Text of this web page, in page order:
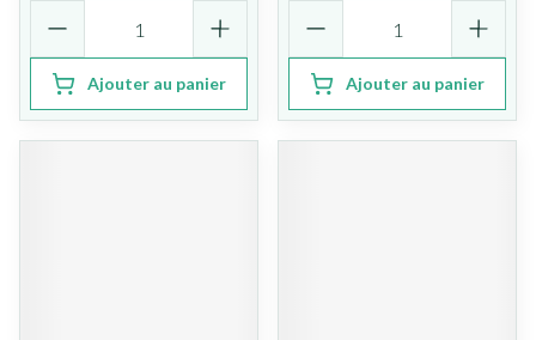
Ajouter au panier Ajouter au panier